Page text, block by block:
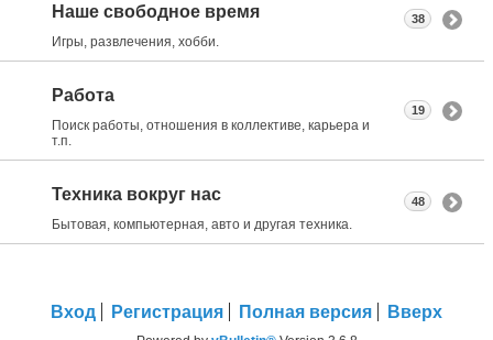
Наше свободное время
Игры, развлечения, хобби.
38
Работа
Поиск работы, отношения в коллективе, карьера и
т.п.
19
Техника вокруг нас
Бытовая, компьютерная, авто и другая техника.
48
Вход Регистрация Полная версия Вверх